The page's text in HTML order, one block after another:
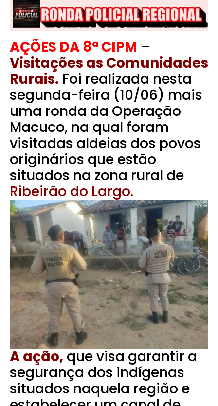
AÇÕES DA 8ª CIPM –
Visitações as Comunidades
Rurais. Foi realizada nesta
segunda-feira (10/06) mais
uma ronda da Operação
Macuco, na qual foram
visitadas aldeias dos povos
originários que estão
situados na zona rural de
Ribeirão do Largo.
A ação, que visa garantir a
segurança dos indígenas
situados naquela região e